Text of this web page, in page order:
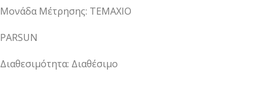
Μονάδα Μέτρησης: ΤΕΜΑΧΙΟ
PARSUN
Διαθεσιμότητα: Διαθέσιμο